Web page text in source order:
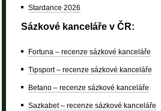
Stardance 2026
Sázkové kanceláře v ČR:
Fortuna – recenze sázkové kanceláře
Tipsport – recenze sázkové kanceláře
Betano – recenze sázkové kanceláře
Sazkabet – recenze sázkové kanceláře